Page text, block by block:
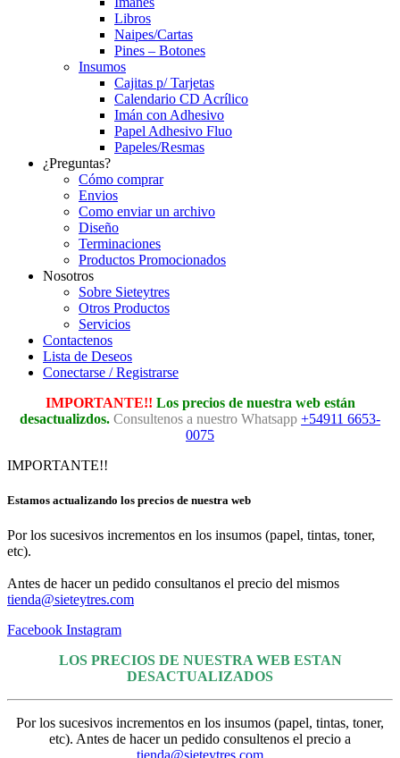
Libros
Naipes/Cartas
Pines – Botones
Insumos
Cajitas p/ Tarjetas
Calendario CD Acrílico
Imán con Adhesivo
Papel Adhesivo Fluo
Papeles/Resmas
¿Preguntas?
Cómo comprar
Envios
Como enviar un archivo
Diseño
Terminaciones
Productos Promocionados
Nosotros
Sobre Sieteytres
Otros Productos
Servicios
Contactenos
Lista de Deseos
Conectarse / Registrarse
IMPORTANTE!! Los precios de nuestra web están
desactualizdos. Consultenos a nuestro Whatsapp +54911 6653-
0075
IMPORTANTE!!
Estamos actualizando los precios de nuestra web
Por los sucesivos incrementos en los insumos (papel, tintas, toner,
etc).
Antes de hacer un pedido consultanos el precio del mismos
tienda@sieteytres.com
Facebook Instagram
LOS PRECIOS DE NUESTRA WEB ESTAN
DESACTUALIZADOS
Por los sucesivos incrementos en los insumos (papel, tintas, toner,
etc). Antes de hacer un pedido consultenos el precio a